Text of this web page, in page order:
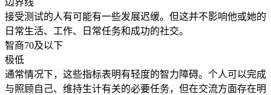
边界线
接受测试的人有可能有一些发展迟缓。但这并不影响他或她的
日常生活、工作、日常任务和成功的社交。
智商70及以下
极低
通常情况下，这些指标表明有轻度的智力障碍。个人可以完成
与照顾自己、维持生计有关的必要任务，但在交流方面存在明